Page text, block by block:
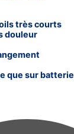
très courts
douleur
que sur batterie